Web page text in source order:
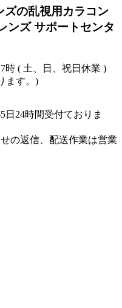
の乱視用カラコン
ンズ サポートセンタ
時 ( 土、日、祝日休業 )
ます。)
日24時間受付ておりま
の返信、配送作業は営業